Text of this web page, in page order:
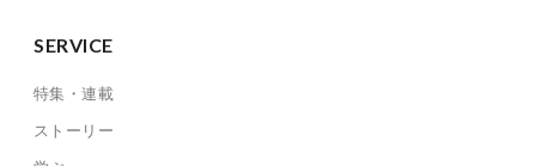
SERVICE
特集・連載
ストーリー